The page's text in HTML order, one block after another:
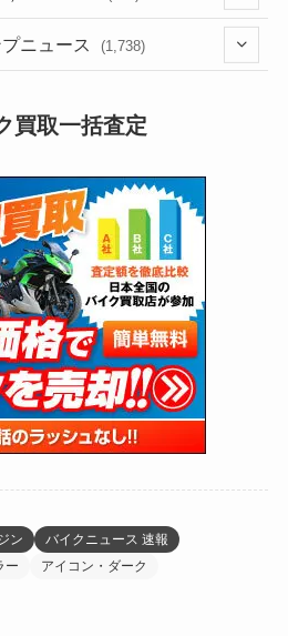
(64)
(2,473)
(249)
(47)
(41)
(66)
(16)
(141)
(255)
(204)
(166)
(23)
(33)
(34)
(35)
(41)
(16)
(2,744)
(211) (132)
(171)
(118)
(27)
ニュース (1,738)
(1,605)
(147)
(13)
(12)
買取一括査定
ン
バイクニュース 速報
ー
アイコン・ダーク